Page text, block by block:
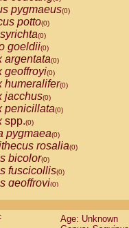
pygmaeus(0)
potto(0)
(0)
goeldii(0)
argentata(0)
geoffroyi(0)
humeralifer(0)
jacchus(0)
penicillata(0)
spp.(0)
pygmaea(0)
rosalia(0)
bicolor(0)
fuscicollis(0)
geoffroyi(0)
labiatus(0)
leucopus (0)Age: Unknown